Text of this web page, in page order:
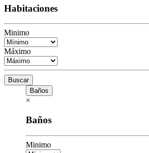
Habitaciones
Minimo
Máximo
Buscar
Baños
×
Baños
Minimo